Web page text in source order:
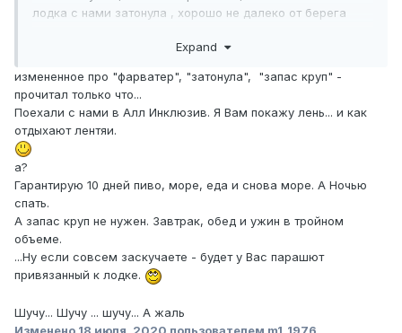
лодка с нами затонула , хорошо не далеко от берега
угробил и круп месячный запас половина потом
https://vk.com/videos7177878?z=video-
192909069_456239020%2Fpl_7177878_-2
Expand
измененное про "фарватер", "затонула", "запас круп" -
прочитал только что...
Поехали с нами в Алл Инклюзив. Я Вам покажу лень... и как
отдыхают лентяи.
а?
Гарантирую 10 дней пиво, море, еда и снова море. А Ночью
спать.
А запас круп не нужен. Завтрак, обед и ужин в тройном
объеме.
...Ну если совсем заскучаете - будет у Вас парашют
привязанный к лодке.
Шучу... Шучу ... шучу... А жаль